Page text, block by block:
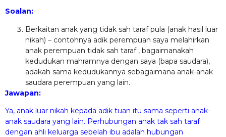
Soalan:
Berkaitan anak yang tidak sah taraf pula (anak hasil luar
nikah) – contohnya adik perempuan saya melahirkan
anak perempuan tidak sah taraf , bagaimanakah
kedudukan mahramnya dengan saya (bapa saudara),
adakah sama kedudukannya sebagaimana anak-anak
saudara perempuan yang lain.
Jawapan:
Ya, anak luar nikah kepada adik tuan itu sama seperti anak-
anak saudara yang lain. Perhubungan anak tak sah taraf
dengan ahli keluarga sebelah ibu adalah hubungan